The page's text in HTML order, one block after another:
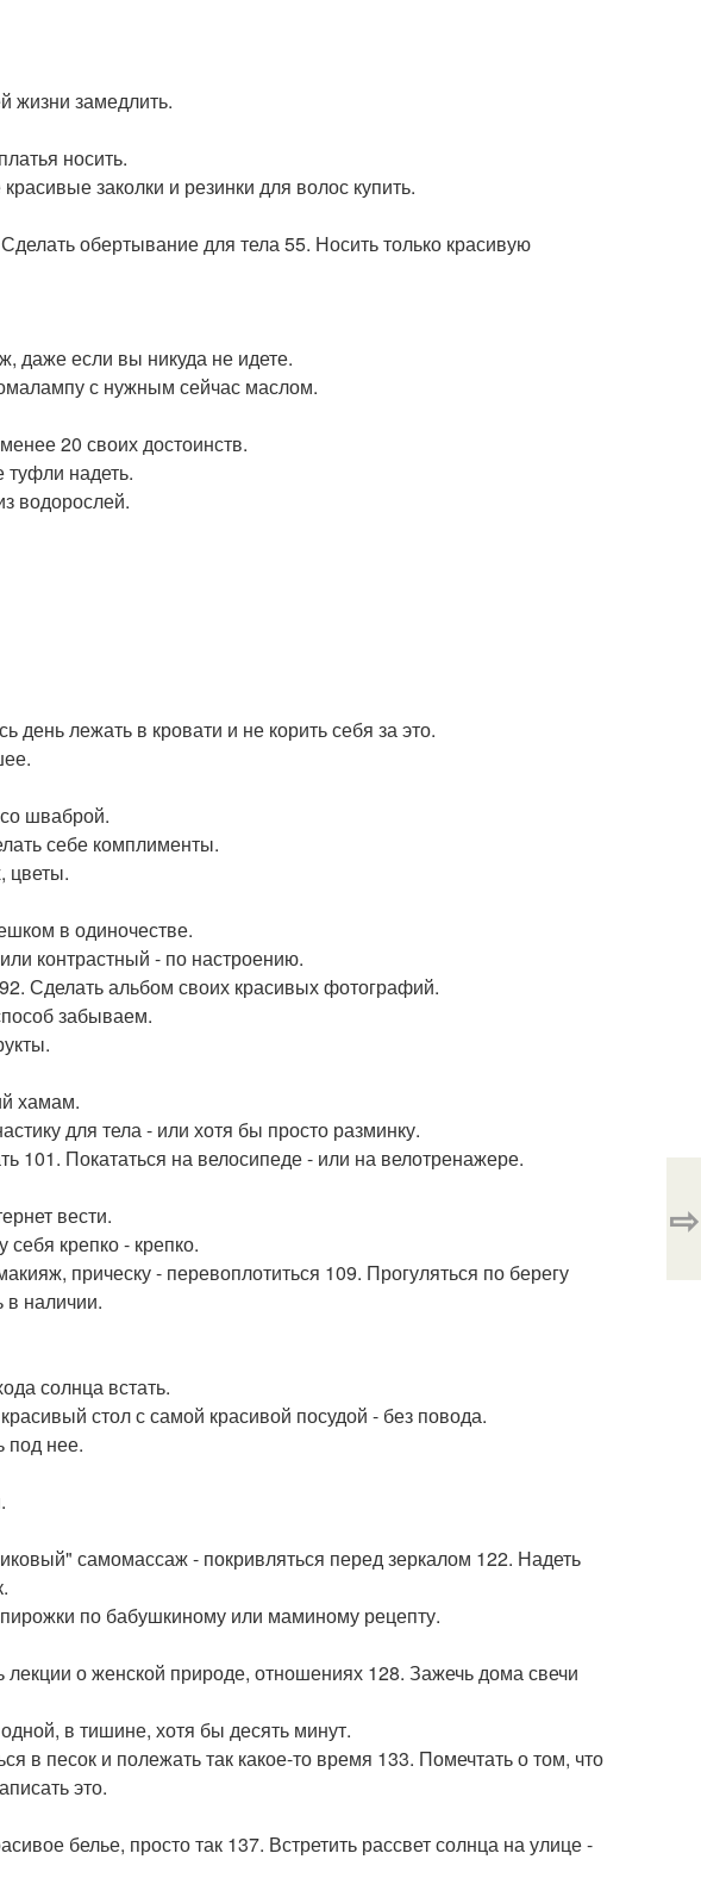
жизни замедлить.
носить.
заколки и резинки для волос купить.
обертывание для тела 55. Носить только красивую
даже если вы никуда не идете.
с нужным сейчас маслом.
20 своих достоинств.
надеть.
водорослей.
день лежать в кровати и не корить себя за это.
шваброй.
себе комплименты.
цветы.
в одиночестве.
контрастный - по настроению.
Сделать альбом своих красивых фотографий.
забываем.
хамам.
для тела - или хотя бы просто разминку.
101. Покататься на велосипеде - или на велотренажере.
вести.
себя крепко - крепко.
прическу - перевоплотиться 109. Прогуляться по берегу
в наличии.
солнца встать.
стол с самой красивой посудой - без повода.
под нее.
самомассаж - покривляться перед зеркалом 122. Надеть
по бабушкиному или маминому рецепту.
о женской природе, отношениях 128. Зажечь дома свечи
в тишине, хотя бы десять минут.
в песок и полежать так какое-то время 133. Помечтать о том, что
это.
белье, просто так 137. Встретить рассвет солнца на улице -
⇨